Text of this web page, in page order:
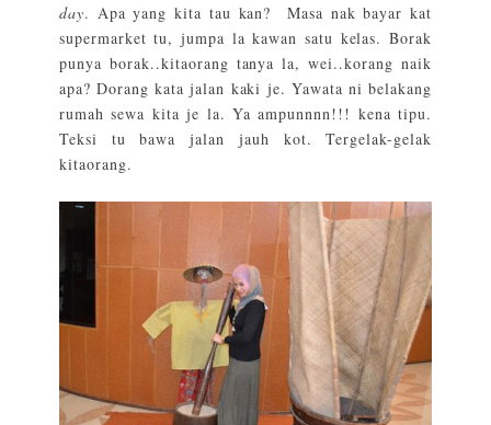
day. Apa yang kita tau kan? Masa nak bayar kat
supermarket tu, jumpa la kawan satu kelas. Borak
punya borak..kitaorang tanya la, wei..korang naik
apa? Dorang kata jalan kaki je. Yawata ni belakang
rumah sewa kita je la. Ya ampunnnn!!! kena tipu.
Teksi tu bawa jalan jauh kot. Tergelak-gelak
kitaorang.